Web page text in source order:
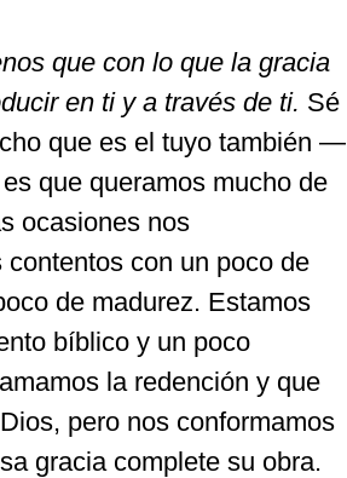
que con lo que la gracia
en ti y a través de ti. Sé
que es el tuyo también —
que queramos mucho de
ocasiones nos
con un poco de
de madurez. Estamos
bíblico y un poco
la redención y que
pero nos conformamos
gracia complete su obra.